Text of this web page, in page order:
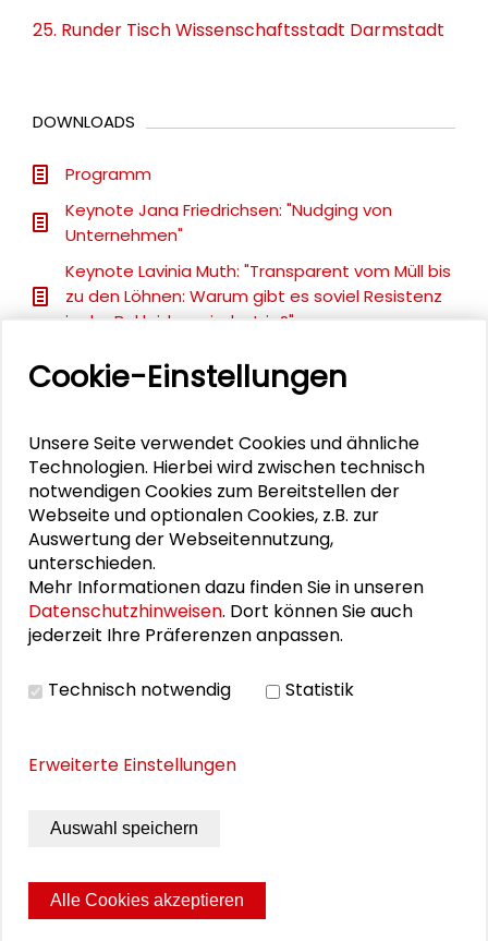
25. Runder Tisch Wissenschaftsstadt Darmstadt
DOWNLOADS
Programm
Keynote Jana Friedrichsen: "Nudging von
Unternehmen"
Keynote Lavinia Muth: "Transparent vom Müll bis
zu den Löhnen: Warum gibt es soviel Resistenz
in der Bekleidungsindustrie?"
Textilien in der Wohlfahrtspflege: Einblicke in das
Diakonie"
Präsentation Südwind / Eva-Maria Reinwald:
"Lieferkettengesetz und menschenrechtliche
Sorgfalt"
Präsentation FEMNET / Katharina Edinger: "Was
kostet Nachhaltigkeit? Einblicke in die
Preisgestaltung nachhaltiger Textilien"
Präsentation Global Nature Fund / Bettina
beschaffen sind."
Impressionen, Fotos: Julia Wisswesser
Cookie-Einstellungen
Unsere Seite verwendet Cookies und ähnliche
Technologien. Hierbei wird zwischen technisch
notwendigen Cookies zum Bereitstellen der
Webseite und optionalen Cookies, z.B. zur
Auswertung der Webseitennutzung,
unterschieden.
Mehr Informationen dazu finden Sie in unseren
Datenschutzhinweisen. Dort können Sie auch
jederzeit Ihre Präferenzen anpassen.
Technisch notwendig Statistik
Erweiterte Einstellungen
Auswahl speichern
Alle Cookies akzeptieren